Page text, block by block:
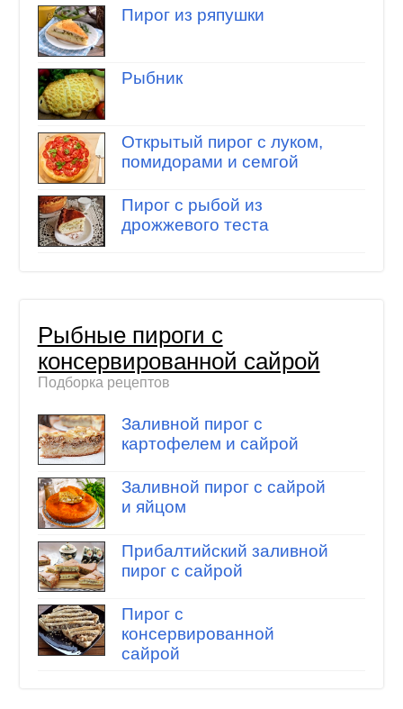
Пирог из ряпушки
Рыбник
Открытый пирог с луком,
помидорами и семгой
Пирог с рыбой из
дрожжевого теста
Рыбные пироги с
консервированной сайрой
Подборка рецептов
Заливной пирог с
картофелем и сайрой
Заливной пирог с сайрой
и яйцом
Прибалтийский заливной
пирог с сайрой
Пирог с
консервированной
сайрой